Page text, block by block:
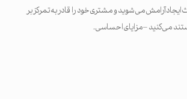
ایجاد آرامش می شوید و مشتری خود را قادر به تمرکز بر
می کنید – مزایای احساسی.